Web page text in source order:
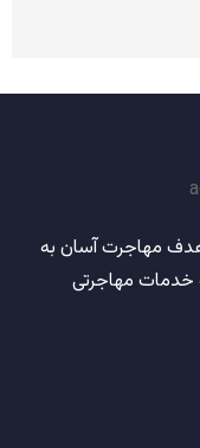
مهاجرت آسان به
خدمات مهاجرتی